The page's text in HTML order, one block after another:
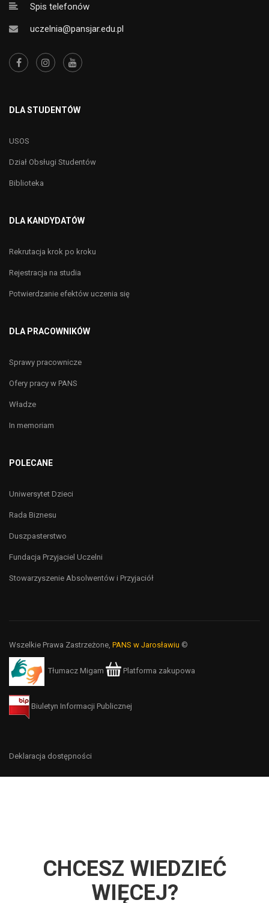
Spis telefonów
uczelnia@pansjar.edu.pl
DLA STUDENTÓW
USOS
Dział Obsługi Studentów
Biblioteka
DLA KANDYDATÓW
Rekrutacja krok po kroku
Rejestracja na studia
Potwierdzanie efektów uczenia się
DLA PRACOWNIKÓW
Sprawy pracownicze
Ofery pracy w PANS
Władze
In memoriam
POLECANE
Uniwersytet Dzieci
Rada Biznesu
Duszpasterstwo
Fundacja Przyjaciel Uczelni
Stowarzyszenie Absolwentów i Przyjaciół
Wszelkie Prawa Zastrzeżone, PANS w Jarosławiu ©
Tłumacz Migam Platforma zakupowa
Biuletyn Informacji Publicznej
Deklaracja dostępności
CHCESZ WIEDZIEĆ
WIĘCEJ?